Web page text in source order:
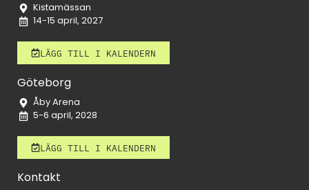
Kistamässan
14-15 april, 2027
LÄGG TILL I KALENDERN
Göteborg
Åby Arena
5-6 april, 2028
LÄGG TILL I KALENDERN
Kontakt